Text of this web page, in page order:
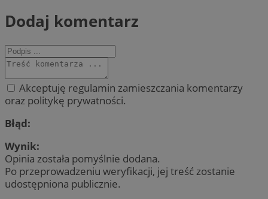
Dodaj komentarz
Akceptuję regulamin zamieszczania komentarzy
oraz politykę prywatności.
Błąd:
Wynik:
Opinia została pomyślnie dodana.
Po przeprowadzeniu weryfikacji, jej treść zostanie
udostępniona publicznie.